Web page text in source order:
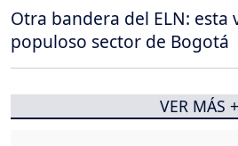
Otra bandera del ELN: esta
populoso sector de Bogotá
VER MÁS +